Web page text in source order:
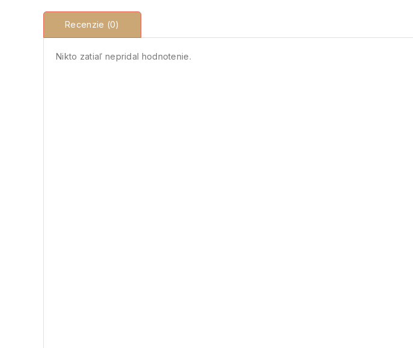
Recenzie (0)
Nikto zatiaľ nepridal hodnotenie.